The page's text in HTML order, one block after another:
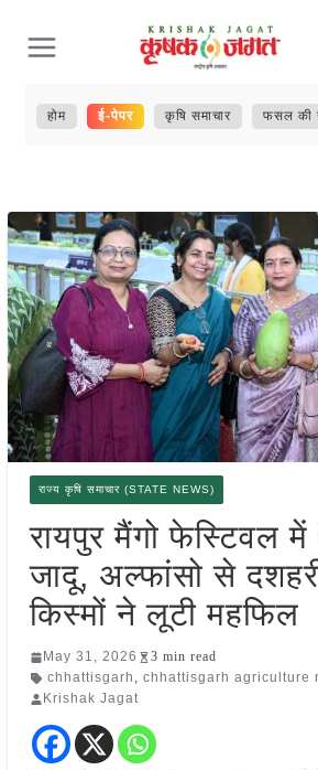
content
होम ई-पेपर कृषि समाचार फसल की
राज्य कृषि समाचार (STATE NEWS)
रायपुर मैंगो फेस्टिवल
जादू, अल्फांसो से
किस्मों ने लूटी महफिल
May 31, 2026
3 min read
chhattisgarh , chhattisgarh agriculture
Krishak Jagat